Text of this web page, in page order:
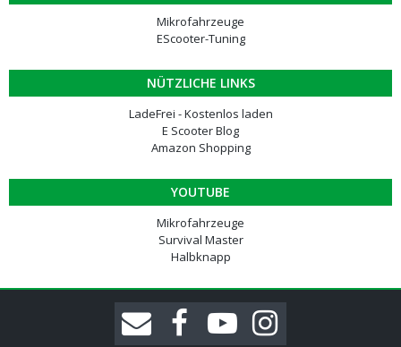
Mikrofahrzeuge
EScooter-Tuning
NÜTZLICHE LINKS
LadeFrei - Kostenlos laden
E Scooter Blog
Amazon Shopping
YOUTUBE
Mikrofahrzeuge
Survival Master
Halbknapp